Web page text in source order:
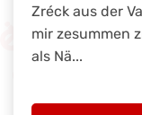
Zréck aus der
mir zesummen
als Nä...